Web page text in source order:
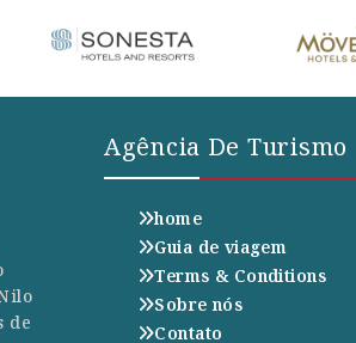
de
Agência De Turismo
home
Guia de viagem
Terms & Conditions
Sobre nós
Contato